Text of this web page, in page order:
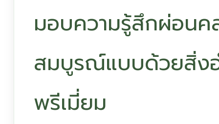
มอบความรู้สึกผ่อนค
สมบูรณ์แบบด้วยสิ่ง
พรีเมี่ยม